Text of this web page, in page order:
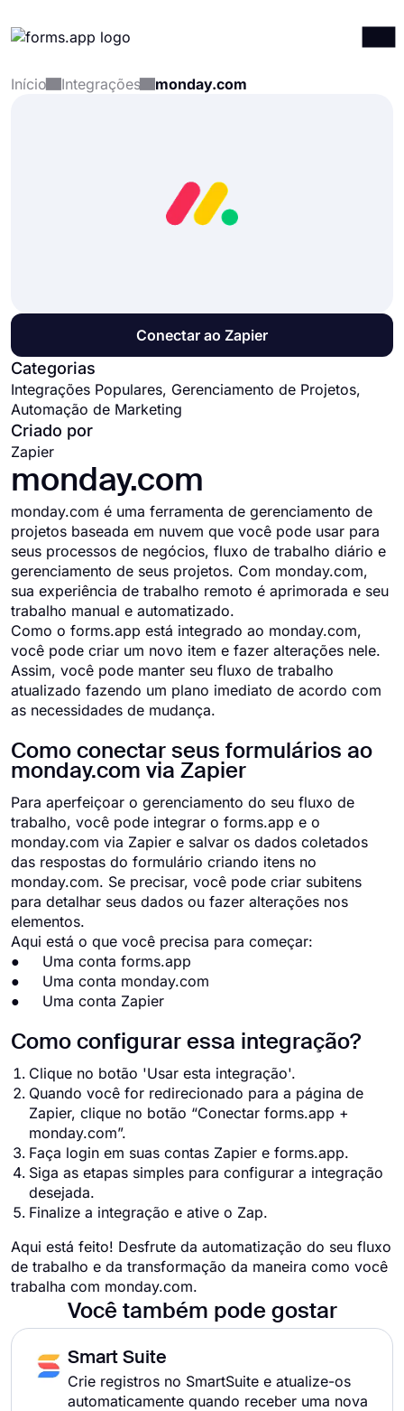
Produtos
Início Integrações monday.com
Conectar ao Zapier
Categorias
Integrações Populares, Gerenciamento de Projetos,
Automação de Marketing
Criado por
Zapier
monday.com
monday.com é uma ferramenta de gerenciamento de
projetos baseada em nuvem que você pode usar para
seus processos de negócios, fluxo de trabalho diário e
gerenciamento de seus projetos. Com monday.com,
sua experiência de trabalho remoto é aprimorada e seu
trabalho manual e automatizado.
Como o forms.app está integrado ao monday.com,
você pode criar um novo item e fazer alterações nele.
Assim, você pode manter seu fluxo de trabalho
atualizado fazendo um plano imediato de acordo com
as necessidades de mudança.
Como conectar seus formulários ao
monday.com via Zapier
Para aperfeiçoar o gerenciamento do seu fluxo de
trabalho, você pode integrar o forms.app e o
monday.com via Zapier e salvar os dados coletados
das respostas do formulário criando itens no
monday.com. Se precisar, você pode criar subitens
para detalhar seus dados ou fazer alterações nos
elementos.
Aqui está o que você precisa para começar:
● Uma conta forms.app
● Uma conta monday.com
● Uma conta Zapier
Como configurar essa integração?
Clique no botão 'Usar esta integração'.
Quando você for redirecionado para a página de
Zapier, clique no botão “Conectar forms.app +
monday.com”.
Faça login em suas contas Zapier e forms.app.
Siga as etapas simples para configurar a integração
desejada.
Finalize a integração e ative o Zap.
Aqui está feito! Desfrute da automatização do seu fluxo
de trabalho e da transformação da maneira como você
trabalha com monday.com.
Você também pode gostar
Smart Suite
Crie registros no SmartSuite e atualize-os
automaticamente quando receber uma nova